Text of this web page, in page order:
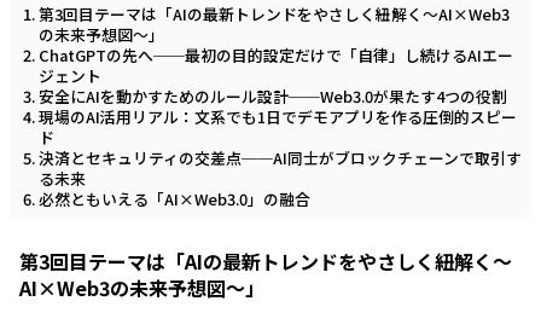
第3回目テーマは「AIの最新トレンドをやさしく紐解く～AI×Web3
の未来予想図～」
ChatGPTの先へ──最初の目的設定だけで「自律」し続けるAIエー
ジェント
安全にAIを動かすためのルール設計──Web3.0が果たす4つの役割
現場のAI活用リアル：文系でも1日でデモアプリを作る圧倒的スピー
ド
決済とセキュリティの交差点──AI同士がブロックチェーンで取引す
る未来
必然ともいえる「AI×Web3.0」の融合
第3回目テーマは「AIの最新トレンドをやさしく紐解く～
AI×Web3の未来予想図～」